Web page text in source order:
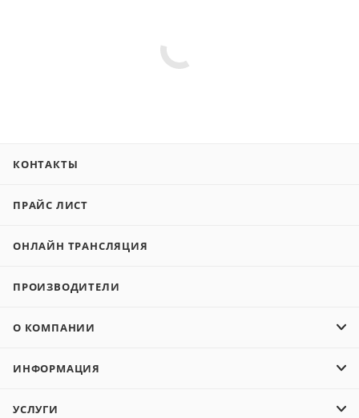
КОНТАКТЫ
ПРАЙС ЛИСТ
ОНЛАЙН ТРАНСЛЯЦИЯ
ПРОИЗВОДИТЕЛИ
О КОМПАНИИ
ИНФОРМАЦИЯ
УСЛУГИ